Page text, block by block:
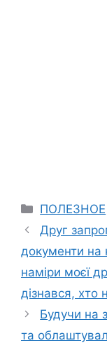
Categories
ПОЛЕЗНОЕ
Друг
документи на
наміри моєї
дізнався, хто
Будучи на
та